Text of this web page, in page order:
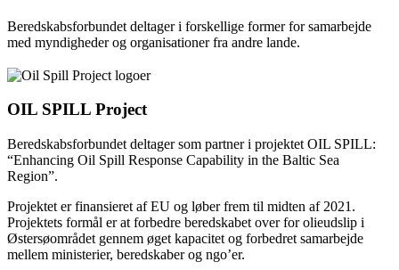
Beredskabsforbundet deltager i forskellige former for samarbejde
med myndigheder og organisationer fra andre lande.
OIL SPILL Project
Beredskabsforbundet deltager som partner i projektet OIL SPILL:
“Enhancing Oil Spill Response Capability in the Baltic Sea
Region”.
Projektet er finansieret af EU og løber frem til midten af 2021.
Projektets formål er at forbedre beredskabet over for olieudslip i
Østersøområdet gennem øget kapacitet og forbedret samarbejde
mellem ministerier, beredskaber og ngo’er.